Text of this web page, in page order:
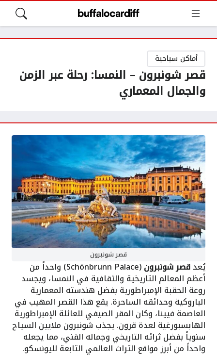
أماكن سياحية
قصر شونبرون – النمسا: رحلة عبر الزمن
والجمال المعماري
قصر شونبرون
يُعدقصر شونبرون (Schönbrunn Palace) واحداً من
أعظم المعالم التاريخية والثقافية في النمسا، ويجسد
روعة الحقبة الإمبراطورية بفضل هندسته المعمارية
الباروكية وحدائقه الساحرة. يقع هذا القصر المهيب في
العاصمة فيينا، وكان المقر الصيفي للعائلة الإمبراطورية
الهابسبورغية لعدة قرون. يجذب شونبرون ملايين السياح
سنوياً بفضل ثرائه التاريخي وجماله الفني، مما يجعله
واحداً من أبرز مواقع التراث العالمي التابعة لليونسكو.